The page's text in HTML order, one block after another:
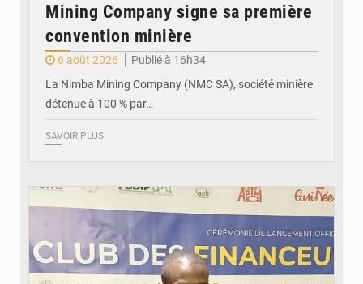
Mining Company signe sa première
convention minière
6 août 2026
Publié à 16h34
La Nimba Mining Company (NMC SA), société minière
détenue à 100 % par…
SAVOIR PLUS